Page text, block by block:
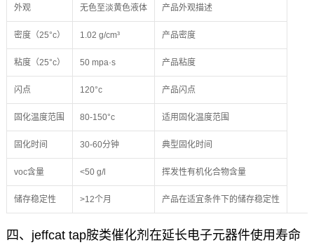
外观 无色至淡黄色液体 产品外观描述
密度（25°c） 1.02 g/cm³ 产品密度
粘度（25°c） 50 mpa·s 产品粘度
闪点 120°c 产品闪点
固化温度范围 80-150°c 适用固化温度范围
固化时间 30-60分钟 典型固化时间
voc含量 <50 g/l 挥发性有机化合物含量
储存稳定性 >12个月 产品在适宜条件下的储存稳定性
四、jeffcat tap胺类催化剂在延长电子元器件使用寿命